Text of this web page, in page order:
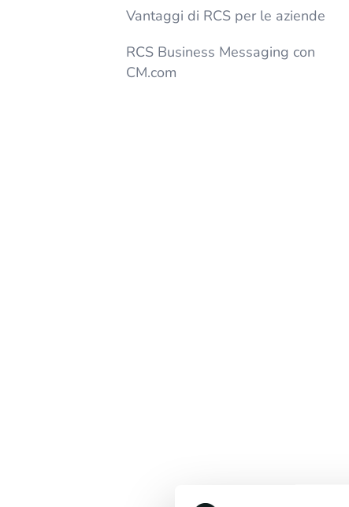
Vantaggi di RCS per le aziende
RCS Business Messaging con
CM.com